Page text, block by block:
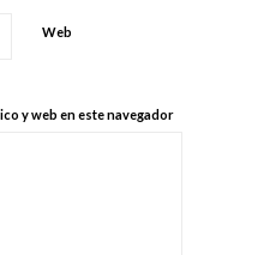
Web
y web en este navegador